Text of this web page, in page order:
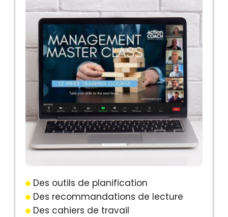
Des outils de planification
Des recommandations de lecture
Des cahiers de travail